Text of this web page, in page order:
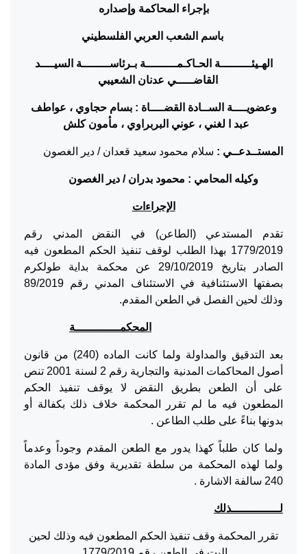
بإجراء المحاكمة وإصداره
باسم الشعب العربي الفلسطيني
الهـيئـــــــــة الحـاكـمـــــــــة بـرئاســــــــة السيــــد
القاضـــــي عدنان الشعيبي
وعضويــــة الســادة القضــــاة : بسام حجاوي ، عواطف
عبد ا لغني ، عوني البربراوي ، مأمون كلش
المستــدعــي : سلام محمود سعيد قعدان / دير الغصون
وكيله المحامي : محمود بدران / دير الغصون
الإجراءات
تقدم المستدعي (الطاعن) في النقض المدني رقم
1779/2019 بهذا الطلب لوقف تنفيذ الحكم المطعون فيه
الصادر بتاريخ 29/10/2019 عن محكمة بداية طولكرم
بصفتها الاستئنافية في الاستئناف المدني رقم 89/2019
وذلك لحين الفصل في الطعن المقدم.
المحكمـــــــــــــة
بعد التدقيق والمداولة ولما كانت الماده (240) من قانون
أصول المحاكمات المدنية والتجارية رقم 2 لسنة 2001 تنص
على أن الطعن بطريق النقض لا يوقف تنفيذ الحكم
المطعون فيه ما لم تقرر المحكمة خلاف ذلك بكفالة أو
بدونها بناءً على طلب الطاعن .
ولما كان طلباً كهذا يدور مع الطعن المقدم وجوداً وعدماً
ولما لهذه المحكمة من سلطة تقديرية وفق مؤدى المادة
240 سالفة الاشارة .
لــــــــــــــذلك
تقرر المحكمة وقف تنفيذ الحكم المطعون فيه وذلك لحين